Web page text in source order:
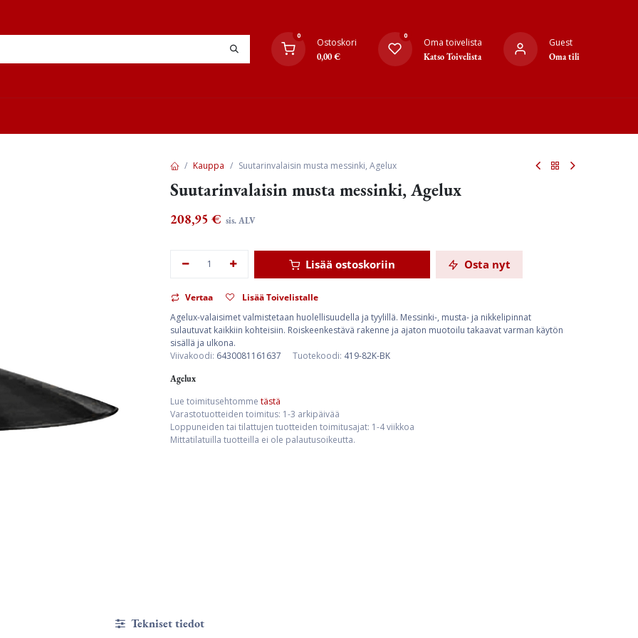
0
Ostoskori
0,00€
0
Oma toivelista
Katso Toivelista
Guest
Oma tili
Kauppa Suutarinvalaisin musta messinki, Agelux
Suutarinvalaisin musta messinki, Agelux
208,95 € sis. ALV
Lisää ostoskoriin Osta nyt
Vertaa
Lisää Toivelistalle
Agelux-valaisimet valmistetaan huolellisuudella ja tyylillä. Messinki-, musta- ja nikkelipinnat
sulautuvat kaikkiin kohteisiin. Roiskeenkestävä rakenne ja ajaton muotoilu takaavat varman käytön
sisällä ja ulkona.
Viivakoodi: 6430081161637 Tuotekoodi: 419-82K-BK
Agelux
Lue toimitusehtomme tästä
Varastotuotteiden toimitus: 1-3 arkipäivää
Loppuneiden tai tilattujen tuotteiden toimitusajat: 1-4 viikkoa
Mittatilatuilla tuotteilla ei ole palautusoikeutta.
Tekniset tiedot